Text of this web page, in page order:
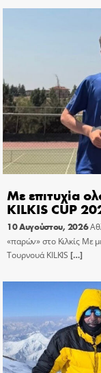
Με επιτυχία
KILKIS CUP
10 Αυγούστου, 2026
«παρών» στο Κιλκίς Με
Τουρνουά KILKIS […]